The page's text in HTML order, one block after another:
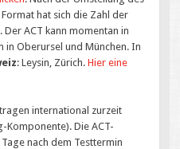
hat sich die Zahl der
ACT kann momentan in
in Oberursel und München. In
: Leysin, Zürich.Hier eine
international zurzeit
Komponente). Die ACT-
nach dem Testtermin